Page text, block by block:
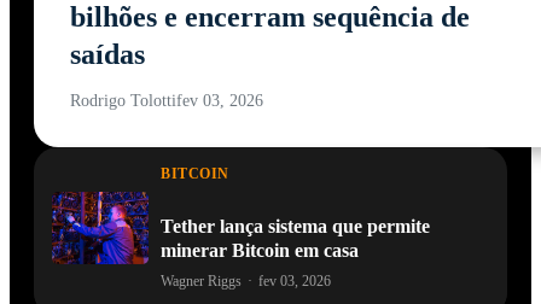
bilhões e encerram sequência de
saídas
Rodrigo Tolottifev 03, 2026
BITCOIN
Tether lança sistema que permite
minerar Bitcoin em casa
Wagner Riggs · fev 03, 2026